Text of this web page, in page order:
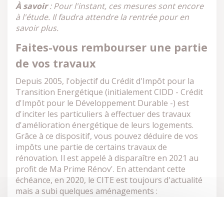
À savoir: Pour l'instant, ces mesures sont encore
à l'étude. Il faudra attendre la rentrée pour en
savoir plus.
Faites-vous rembourser une partie
de vos travaux
Depuis 2005, l'objectif du Crédit d'Impôt pour la
Transition Energétique (initialement CIDD - Crédit
d'Impôt pour le Développement Durable -) est
d'inciter les particuliers à effectuer des travaux
d'amélioration énergétique de leurs logements.
Grâce à ce dispositif, vous pouvez déduire de vos
impôts une partie de certains travaux de
rénovation. Il est appelé à disparaître en 2021 au
profit de Ma Prime Rénov'. En attendant cette
échéance, en 2020, le CITE est toujours d'actualité
mais a subi quelques aménagements :